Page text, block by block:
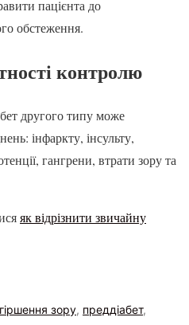
пацієнта до
обстеження.
контролю
другого типу може
інфаркту, інсульту,
гангрени, втрати зору та
як відрізнити звичайну
зору, преддіабет,